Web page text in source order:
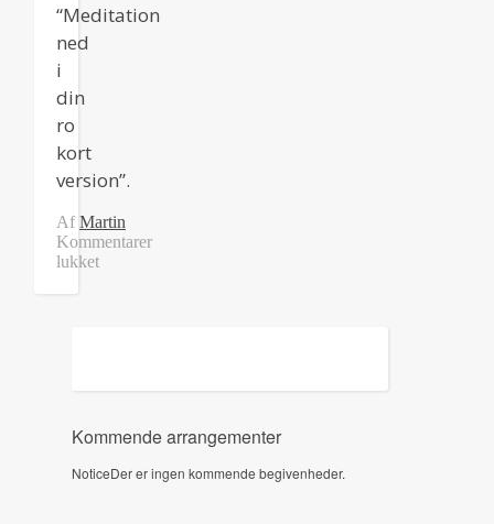
“Meditation
ned
i
din
ro
kort
version”.
AfMartin
Kommentarer
lukket
Meditation
Kommende arrangementer
NoticeDer er ingen kommende begivenheder.